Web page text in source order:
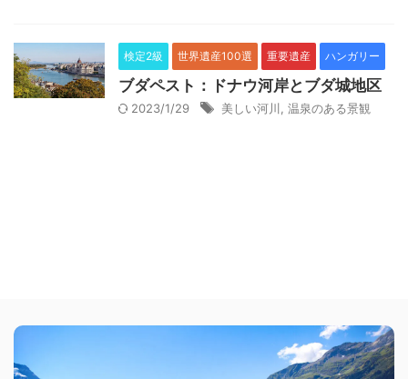
検定2級 世界遺産100選 重要遺産 ハンガリー
ブダペスト：ドナウ河岸とブダ城地区
2023/1/29 美しい河川 温泉のある景観